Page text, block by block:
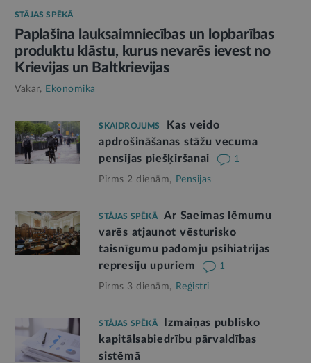
STĀJAS SPĒKĀ
Paplašina lauksaimniecības un lopbarības
produktu klāstu, kurus nevarēs ievest no
Krievijas un Baltkrievijas
Vakar, Ekonomika
SKAIDROJUMS
Kas veido
apdrošināšanas stāžu vecuma
pensijas piešķiršanai
1
Pirms 2 dienām, Pensijas
STĀJAS SPĒKĀ
Ar Saeimas lēmumu
varēs atjaunot vēsturisko
taisnīgumu padomju psihiatrijas
represiju upuriem
1
Pirms 3 dienām, Reģistri
STĀJAS SPĒKĀ
Izmaiņas publisko
kapitālsabiedrību pārvaldības
sistēmā